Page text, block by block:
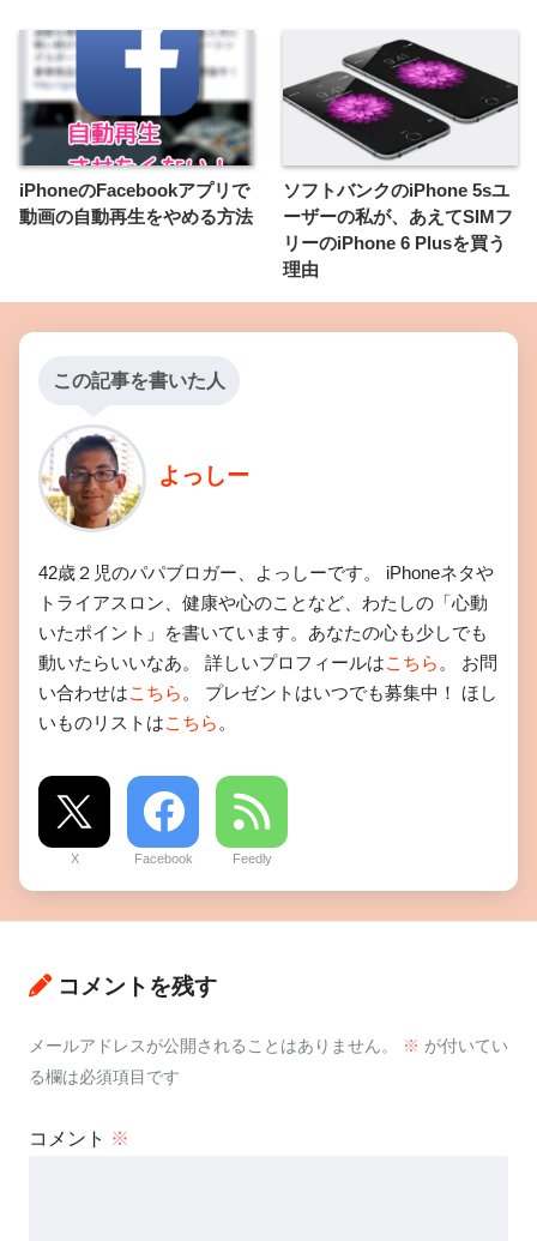
iPhoneのFacebookアプリで
動画の自動再生をやめる方法
ソフトバンクのiPhone 5sユ
ーザーの私が、あえてSIMフ
リーのiPhone 6 Plusを買う
理由
この記事を書いた人
よっしー
42歳２児のパパブロガー、よっしーです。 iPhoneネタや
トライアスロン、健康や心のことなど、わたしの「心動
いたポイント」を書いています。あなたの心も少しでも
動いたらいいなあ。 詳しいプロフィールはこちら 。 お問
い合わせはこちら 。 プレゼントはいつでも募集中！ ほし
いものリストはこちら 。
X Facebook Feedly
コメントを残す
メールアドレスが公開されることはありません。 ※ が付いてい
る欄は必須項目です
コメント ※